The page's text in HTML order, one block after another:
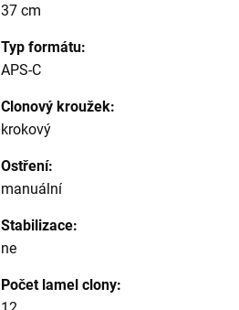
37 cm
Typ formátu:
APS-C
Clonový kroužek:
krokový
Ostření:
manuální
Stabilizace:
ne
Počet lamel clony: